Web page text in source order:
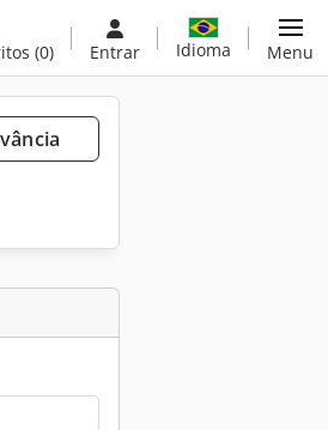
(0) Entrar Idioma Menu